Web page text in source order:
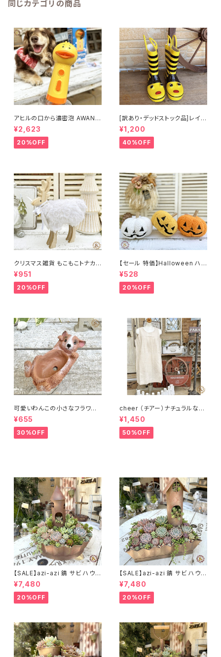
同じカテゴリの商品
アヒルの口から濃密泡 AWAN
アワン ソープディスペンサー U
SB充電式
¥2,623
20%OFF
[訳あり・デッドストック品]レイン
ブーツ キッズ長靴 ミツバチ17c
m 子供 デッドストック
¥1,200
40%OFF
クリスマス雑貨 もこもこトナカイ
ファー ウッドディアースタンド
¥951
20%OFF
【セール 特価】Halloween ハ
ロウィン ふわふわ かぼちゃオー
ナメント
¥528
20%OFF
可愛いわんこの小さなフラワー
ポット 犬のミニポット クシェシ
オポット /多肉用ポット 多肉植
物 寄せ植え ガーデニング
¥655
30%OFF
cheer （チアー）ナチュラルなコ
ットンのチュニック【訳あり デッ
ドストック ナチュラル おしゃれ
かわいい 】
¥1,450
50%OFF
【SALE】azi-azi 錆 サビ ハウス
プランター ラウンド 訳あり 特価
送料無料
¥7,480
20%OFF
【SALE】azi-azi 錆 サビ ハウス
プランター スクエア 訳あり 特
価 送料無料
¥7,480
20%OFF